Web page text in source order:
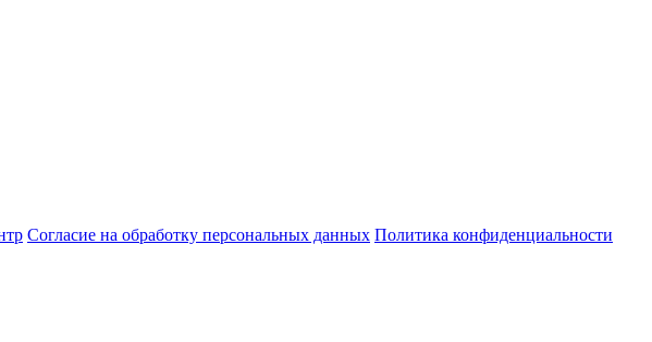
Согласие на обработку персональных данных Политика конфиденциальности